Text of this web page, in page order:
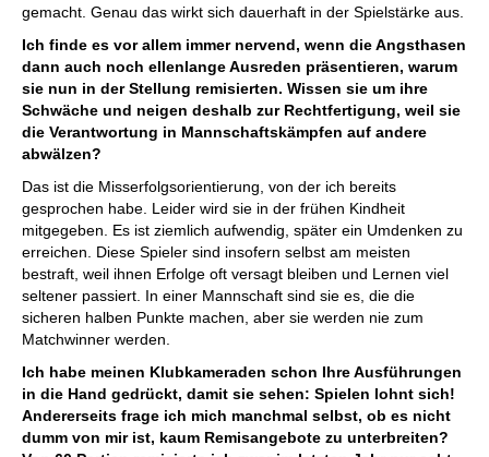
gemacht. Genau das wirkt sich dauerhaft in der Spielstärke aus.
Ich finde es vor allem immer nervend, wenn die Angsthasen
dann auch noch ellenlange Ausreden präsentieren, warum
sie nun in der Stellung remisierten. Wissen sie um ihre
Schwäche und neigen deshalb zur Rechtfertigung, weil sie
die Verantwortung in Mannschaftskämpfen auf andere
abwälzen?
Das ist die Misserfolgsorientierung, von der ich bereits
gesprochen habe. Leider wird sie in der frühen Kindheit
mitgegeben. Es ist ziemlich aufwendig, später ein Umdenken zu
erreichen. Diese Spieler sind insofern selbst am meisten
bestraft, weil ihnen Erfolge oft versagt bleiben und Lernen viel
seltener passiert. In einer Mannschaft sind sie es, die die
sicheren halben Punkte machen, aber sie werden nie zum
Matchwinner werden.
Ich habe meinen Klubkameraden schon Ihre Ausführungen
in die Hand gedrückt, damit sie sehen: Spielen lohnt sich!
Andererseits frage ich mich manchmal selbst, ob es nicht
dumm von mir ist, kaum Remisangebote zu unterbreiten?